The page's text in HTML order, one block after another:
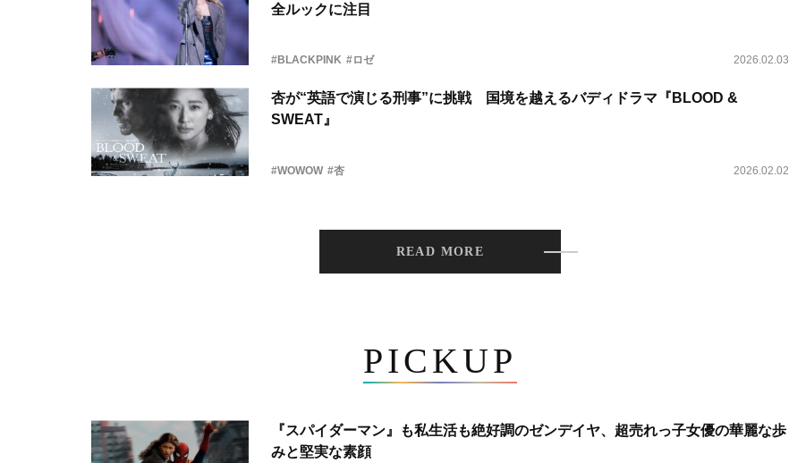
全ルックに注目
#BLACKPINK #ロゼ 2026.02.03
杏が“英語で演じる刑事”に挑戦 国境を越えるバディドラマ『BLOOD &
SWEAT』
#WOWOW #杏 2026.02.02
READ MORE
PICKUP
『スパイダーマン』も私生活も絶好調のゼンデイヤ、超売れっ子女優の華麗な歩
みと堅実な素顔